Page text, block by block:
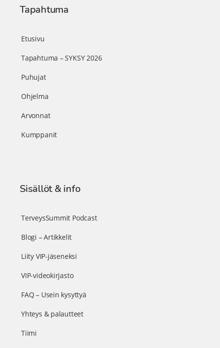
Tapahtuma
Etusivu
Tapahtuma – SYKSY 2026
Puhujat
Ohjelma
Arvonnat
Kumppanit
Sisällöt & info
TerveysSummit Podcast
Blogi – Artikkelit
Liity VIP-jäseneksi
VIP-videokirjasto
FAQ – Usein kysyttyä
Yhteys & palautteet
Tiimi